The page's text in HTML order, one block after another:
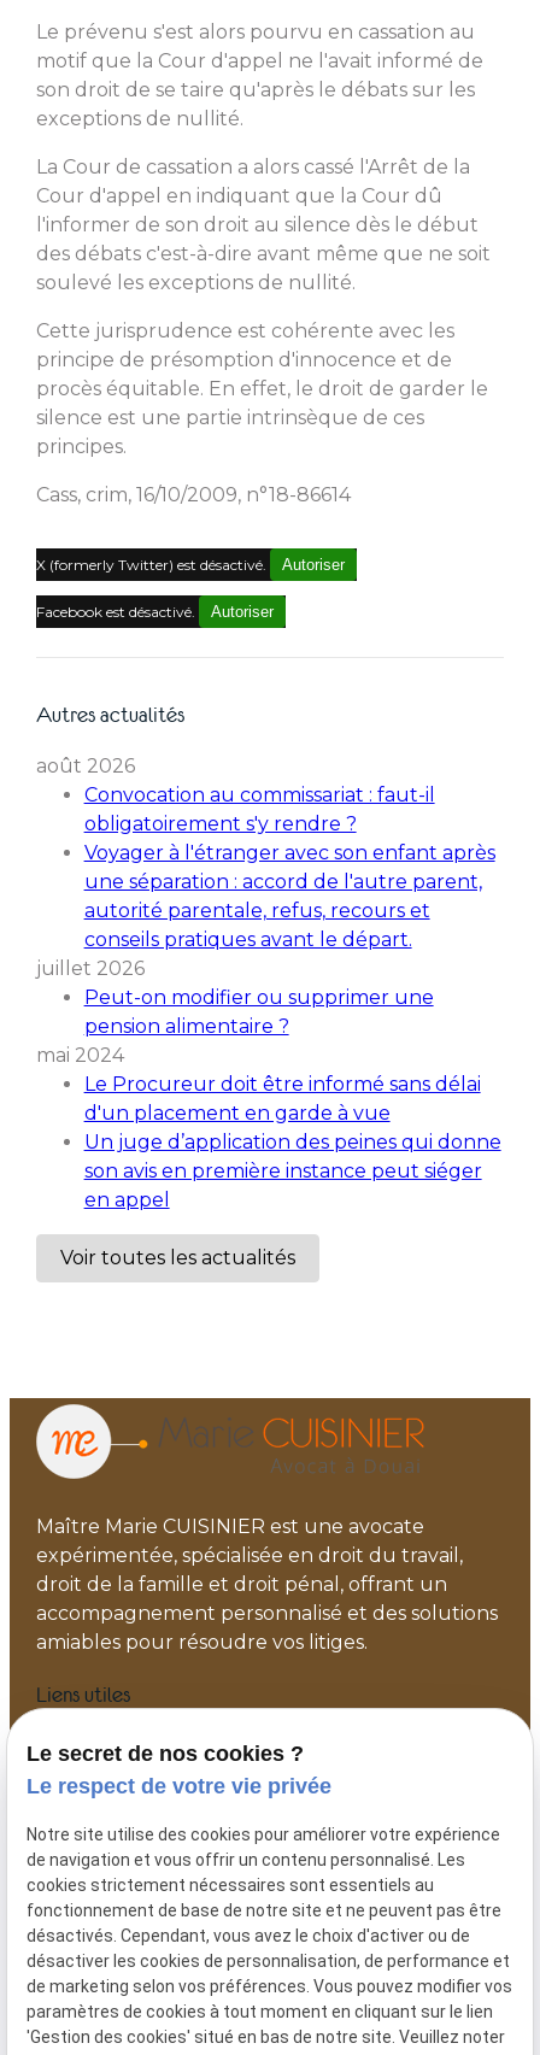
Le prévenu s'est alors pourvu en cassation au
motif que la Cour d'appel ne l'avait informé de
son droit de se taire qu'après le débats sur les
exceptions de nullité.
La Cour de cassation a alors cassé l'Arrêt de la
Cour d'appel en indiquant que la Cour dû
l'informer de son droit au silence dès le début
des débats c'est-à-dire avant même que ne soit
soulevé les exceptions de nullité.
Cette jurisprudence est cohérente avec les
principe de présomption d'innocence et de
procès équitable. En effet, le droit de garder le
silence est une partie intrinsèque de ces
principes.
Cass, crim, 16/10/2009, n°18-86614
X (formerly Twitter) est désactivé. Autoriser
Facebook est désactivé. Autoriser
Autres actualités
août 2026
Convocation au commissariat : faut-il
obligatoirement s'y rendre ?
Voyager à l'étranger avec son enfant après
une séparation : accord de l'autre parent,
autorité parentale, refus, recours et
conseils pratiques avant le départ.
juillet 2026
Peut-on modifier ou supprimer une
pension alimentaire ?
mai 2024
Le Procureur doit être informé sans délai
d'un placement en garde à vue
Un juge d’application des peines qui donne
son avis en première instance peut siéger
en appel
Voir toutes les actualités
Maître Marie CUISINIER est une avocate
expérimentée, spécialisée en droit du travail,
droit de la famille et droit pénal, offrant un
accompagnement personnalisé et des solutions
amiables pour résoudre vos litiges.
Liens utiles
Accueil
Votre avocat
Contact
Plan du site
Mentions légales
Politique de confidentialité
Gestion des cookies
Me contacter
Le secret de nos cookies ?
Le respect de votre vie privée
Notre site utilise des cookies pour améliorer votre expérience
de navigation et vous offrir un contenu personnalisé. Les
cookies strictement nécessaires sont essentiels au
fonctionnement de base de notre site et ne peuvent pas être
désactivés. Cependant, vous avez le choix d'activer ou de
désactiver les cookies de personnalisation, de performance et
de marketing selon vos préférences. Vous pouvez modifier vos
paramètres de cookies à tout moment en cliquant sur le lien
'Gestion des cookies' situé en bas de notre site. Veuillez noter